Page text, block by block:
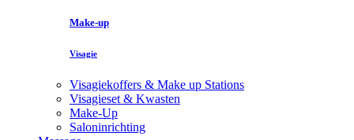
Make-up
Visagie
Visagiekoffers & Make up Stations
Visagieset & Kwasten
Make-Up
Saloninrichting